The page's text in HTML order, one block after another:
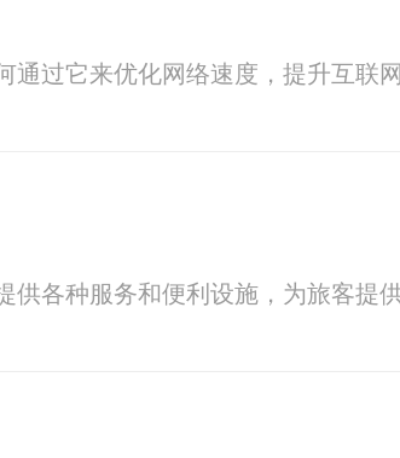
过它来优化网络速度，提升互联
各种服务和便利设施，为旅客提